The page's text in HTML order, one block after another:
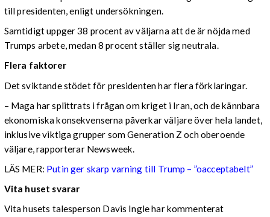
till presidenten, enligt undersökningen.
Samtidigt uppger 38 procent av väljarna att de är nöjda med
Trumps arbete, medan 8 procent ställer sig neutrala.
Flera faktorer
Det sviktande stödet för presidenten har flera förklaringar.
– Maga har splittrats i frågan om kriget i Iran, och de kännbara
ekonomiska konsekvenserna påverkar väljare över hela landet,
inklusive viktiga grupper som Generation Z och oberoende
väljare, rapporterar Newsweek.
LÄS MER: Putin ger skarp varning till Trump – ”oacceptabelt”
Vita huset svarar
Vita husets talesperson Davis Ingle har kommenterat